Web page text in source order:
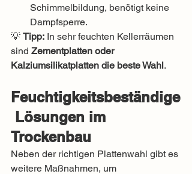
Schimmelbildung, benötigt keine
Dampfsperre.
💡 Tipp: In sehr feuchten Kellerräumen
sind Zementplatten oder
Kalziumsilikatplatten die beste Wahl.
Feuchtigkeitsbeständige
Lösungen im
Trockenbau
Neben der richtigen Plattenwahl gibt es
weitere Maßnahmen, um